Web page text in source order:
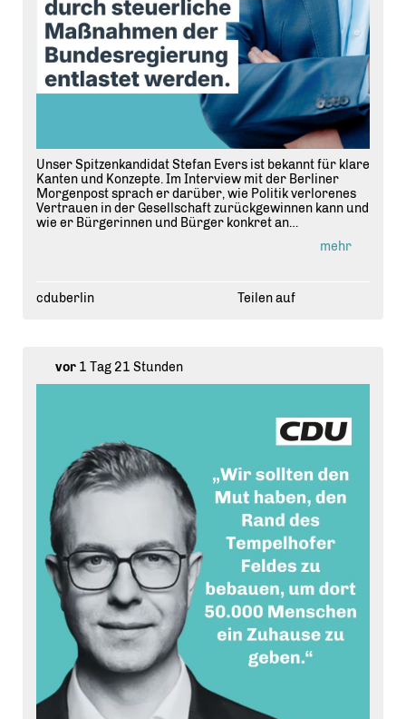
Unser Spitzenkandidat Stefan Evers ist bekannt für klare
Kanten und Konzepte. Im Interview mit der Berliner
Morgenpost sprach er darüber, wie Politik verlorenes
Vertrauen in der Gesellschaft zurückgewinnen kann und
wie er Bürgerinnen und Bürger konkret an
mehr
cduberlin Teilen auf
vor1 Tag 21 Stunden